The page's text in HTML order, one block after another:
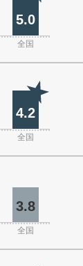
5.0
全国
4.2
全国
3.8
全国